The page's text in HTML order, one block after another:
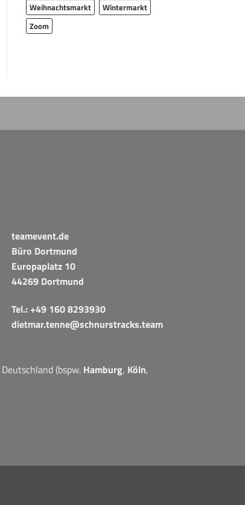
Weihnachtsmarkt
Wintermarkt
Zoom
teamevent.de
Büro Dortmund
Europaplatz 10
44269 Dortmund
Tel.:+49 160 8293930
dietmar.tenne@schnurstracks.team
(bspw. Hamburg, Köln,